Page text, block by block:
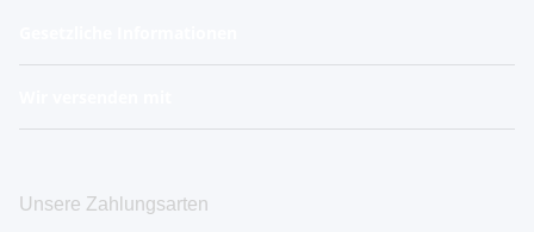
Unsere Zahlungsarten